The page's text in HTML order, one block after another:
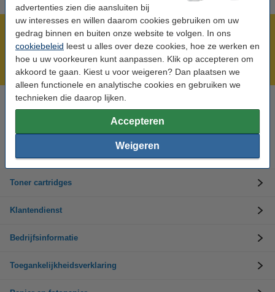
advertenties zien die aansluiten bij
uw interesses en willen daarom cookies gebruiken om uw
gedrag binnen en buiten onze website te volgen. In ons
cookiebeleid leest u alles over deze cookies, hoe ze werken en
hoe u uw voorkeuren kunt aanpassen. Klik op accepteren om
akkoord te gaan. Kiest u voor weigeren? Dan plaatsen we
alleen functionele en analytische cookies en gebruiken we
technieken die daarop lijken.
Accepteren
Weigeren
Meer dan 5 miljoen klanten!
Voor 22.00 uur besteld, morgen in huis!
Laagsteprijsgarantie!
Hulp nodig? Bel ons op +32 (0)9 39 64 123
Op werkdagen van 8.30 tot 17 uur
Inktpatronen
Toner cartridges
Klantendienst
Bedrijfsinformatie
Toegankelijkheidsverklaring